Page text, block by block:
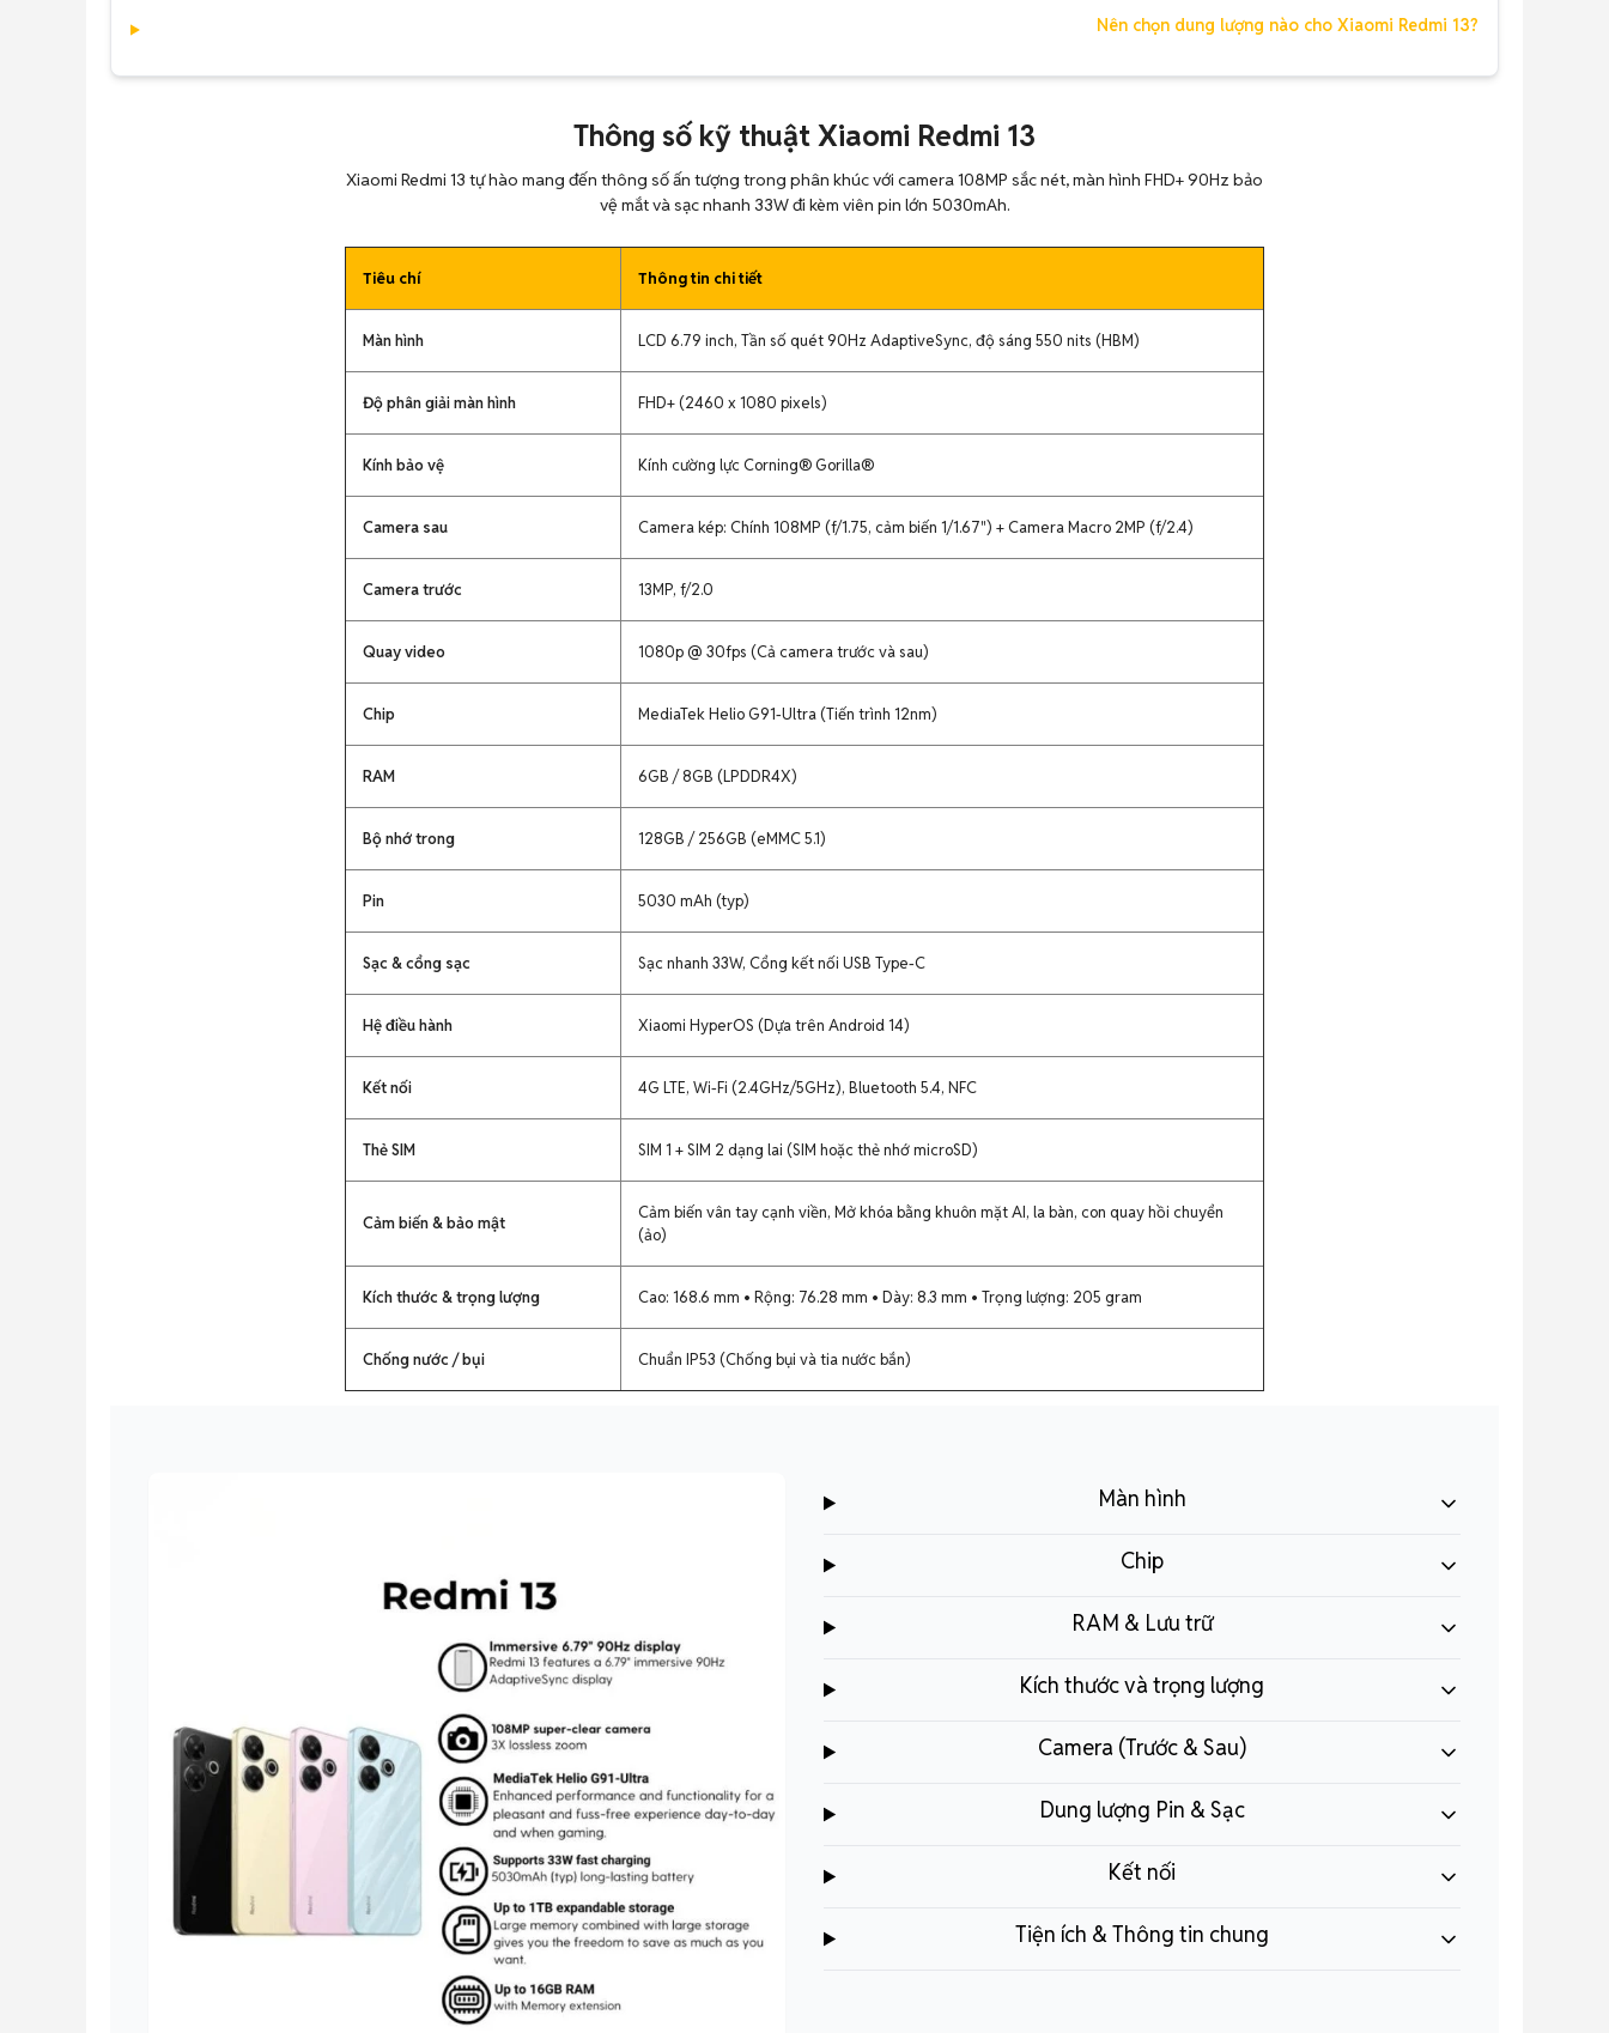
Nên chọn dung lượng nào cho Xiaomi Redmi 13?
Thông số kỹ thuật Xiaomi Redmi 13
Xiaomi Redmi 13 tự hào mang đến thông số ấn tượng trong phân khúc với camera 108MP sắc nét, màn hình FHD+ 90Hz bảo
vệ mắt và sạc nhanh 33W đi kèm viên pin lớn 5030mAh.
Tiêu chí Thông tin chi tiết
Màn hình LCD 6.79 inch, Tần số quét 90Hz AdaptiveSync, độ sáng 550 nits (HBM)
Độ phân giải màn hình FHD+ (2460 x 1080 pixels)
Kính bảo vệ Kính cường lực Corning® Gorilla®
Camera sau Camera kép: Chính 108MP (f/1.75, cảm biến 1/1.67") + Camera Macro 2MP (f/2.4)
Camera trước 13MP, f/2.0
Quay video 1080p @ 30fps (Cả camera trước và sau)
Chip MediaTek Helio G91-Ultra (Tiến trình 12nm)
RAM 6GB / 8GB (LPDDR4X)
Bộ nhớ trong 128GB / 256GB (eMMC 5.1)
Pin 5030 mAh (typ)
Sạc & cổng sạc Sạc nhanh 33W, Cổng kết nối USB Type-C
Hệ điều hành Xiaomi HyperOS (Dựa trên Android 14)
Kết nối 4G LTE, Wi-Fi (2.4GHz/5GHz), Bluetooth 5.4, NFC
Thẻ SIM SIM 1 + SIM 2 dạng lai (SIM hoặc thẻ nhớ microSD)
Cảm biến & bảo mật
Cảm biến vân tay cạnh viền, Mở khóa bằng khuôn mặt AI, la bàn, con quay hồi chuyển
(ảo)
Kích thước & trọng lượng Cao: 168.6 mm • Rộng: 76.28 mm • Dày: 8.3 mm • Trọng lượng: 205 gram
Chống nước / bụi Chuẩn IP53 (Chống bụi và tia nước bắn)
Màn hình
Chip
RAM & Lưu trữ
Kích thước và trọng lượng
Camera (Trước & Sau)
Dung lượng Pin & Sạc
Kết nối
Tiện ích & Thông tin chung